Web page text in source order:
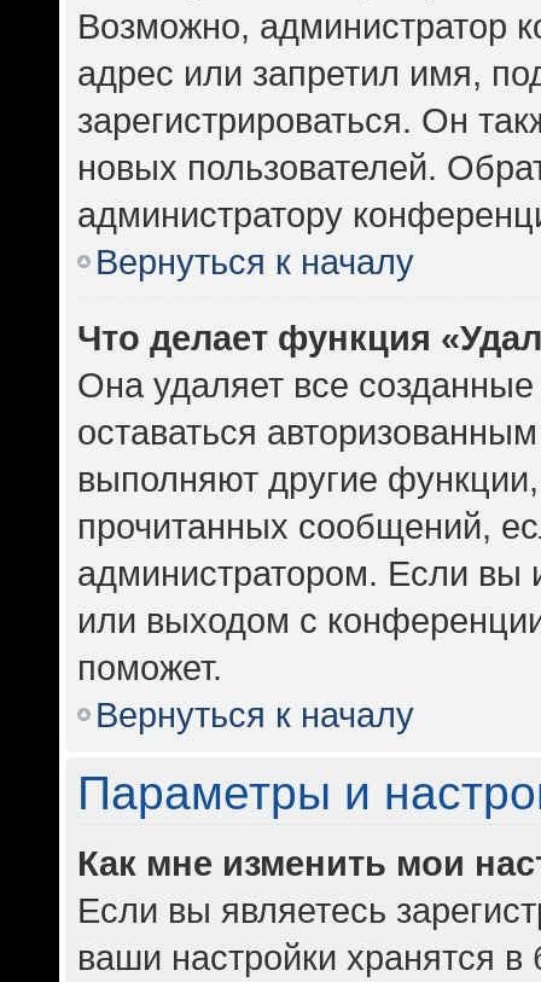
Возможно, администратор
адрес или запретил имя,
зарегистрироваться. Он
новых пользователей.
администратору
Вернуться к началу
Что делает функция
Она удаляет все
оставаться
выполняют другие
прочитанных сообщений,
администратором. Если вы
или выходом с
поможет.
Вернуться к началу
Параметры и
Как мне изменить мои
Если вы являетесь
ваши настройки хранятся